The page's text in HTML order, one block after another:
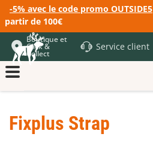
-5% avec le code promo OUTSIDE5
partir de 100€
Boutique et
Click &
Collect
Service client
Fixplus Strap